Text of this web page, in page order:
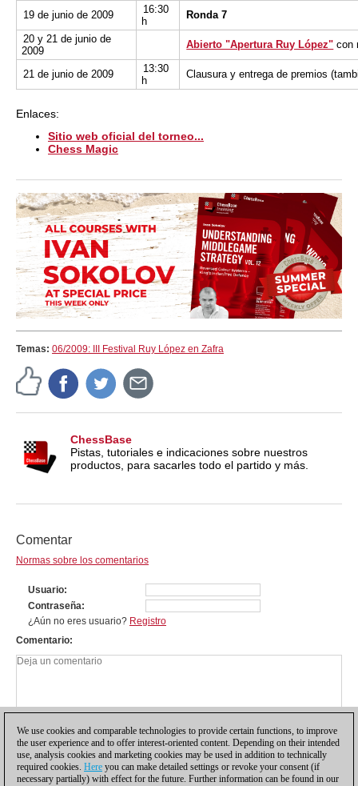
19 de junio de 2009
16:30
h
Ronda 7
20 y 21 de junio de
2009
Abierto "Apertura Ruy López" con
21 de junio de 2009
13:30
h
Clausura y entrega de premios
Enlaces:
Sitio web oficial del torneo...
Chess Magic
Temas: 06/2009: III Festival Ruy López en Zafra
ChessBase
Pistas, tutoriales e indicaciones sobre nuestros
productos, para sacarles todo el partido y más.
Comentar
Normas sobre los comentarios
Usuario
Contraseña
¿Aún no eres usuario? Registro
Comentario
We use cookies and comparable technologies to provide certain functions, to improve
the user experience and to offer interest-oriented content. Depending on their intended
use, analysis cookies and marketing cookies may be used in addition to technically
required cookies. Here you can make detailed settings or revoke your consent (if
necessary partially) with effect for the future. Further information can be found in our